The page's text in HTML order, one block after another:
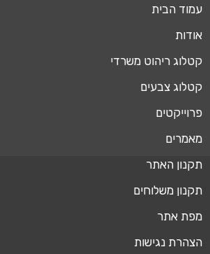
עמוד הבית
אודות
קטלוג ריהוט משרדי
קטלוג צבעים
פרוייקטים
מאמרים
תקנון האתר
תקנון משלוחים
מפת אתר
הצהרת נגישות